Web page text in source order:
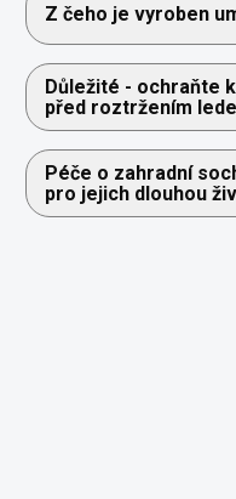
Z čeho je vyroben
Důležité - ochraňte
před roztržením
Péče o zahradní
pro jejich dlouhou